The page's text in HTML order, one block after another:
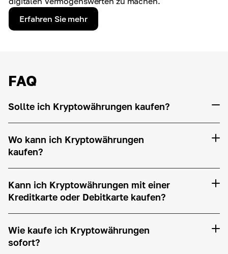
Erfahren Sie mehr
FAQ
Sollte ich Kryptowährungen kaufen?
Wo kann ich Kryptowährungen
kaufen?
Kann ich Kryptowährungen mit einer
Kreditkarte oder Debitkarte kaufen?
Wie kaufe ich Kryptowährungen
sofort?